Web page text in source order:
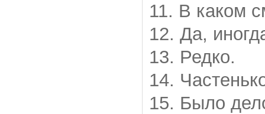
11. В каком
12. Да,
13. Редко.
14.
15. Было